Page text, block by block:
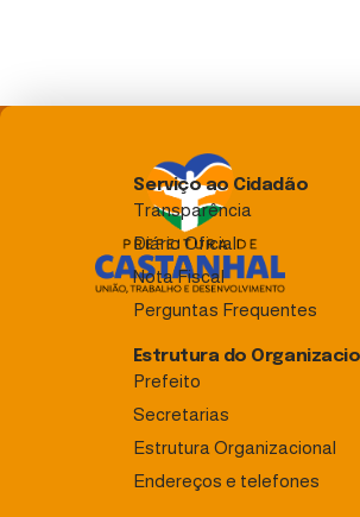
Serviço ao Cidadão
Transparência
Diário Oficial
Nota Fiscal
Perguntas Frequentes
Estrutura do
Prefeito
Secretarias
Estrutura Organizacional
Endereços e telefones